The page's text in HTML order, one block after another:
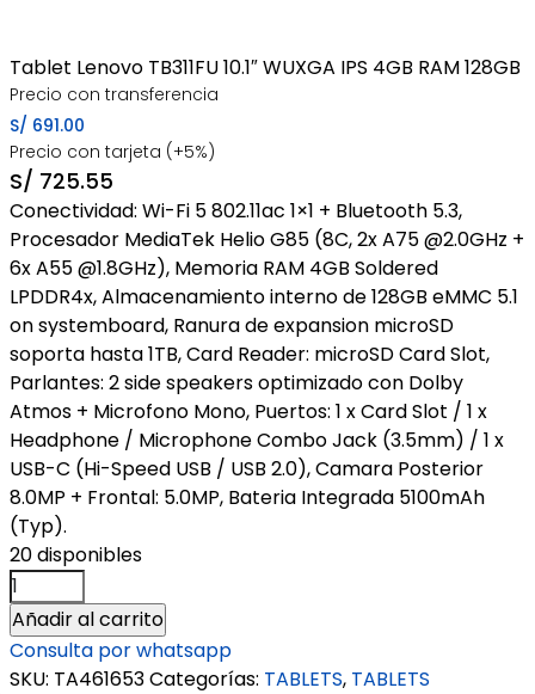
Tablet Lenovo TB311FU 10.1″ WUXGA IPS 4GB RAM 128GB
Precio con transferencia
S/ 691.00
Precio con tarjeta (+5%)
S/ 725.55
Conectividad: Wi-Fi 5 802.11ac 1×1 + Bluetooth 5.3,
Procesador MediaTek Helio G85 (8C, 2x A75 @2.0GHz +
6x A55 @1.8GHz), Memoria RAM 4GB Soldered
LPDDR4x, Almacenamiento interno de 128GB eMMC 5.1
on systemboard, Ranura de expansion microSD
soporta hasta 1TB, Card Reader: microSD Card Slot,
Parlantes: 2 side speakers optimizado con Dolby
Atmos + Microfono Mono, Puertos: 1 x Card Slot / 1 x
Headphone / Microphone Combo Jack (3.5mm) / 1 x
USB-C (Hi-Speed USB / USB 2.0), Camara Posterior
8.0MP + Frontal: 5.0MP, Bateria Integrada 5100mAh
(Typ).
20 disponibles
Tablet
Lenovo
TB311FU
10.1"
Añadir al carrito
Consulta por whatsapp
SKU: TA461653Categorías: TABLETS, TABLETS